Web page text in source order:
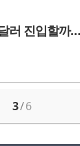
러 진입할까
3/6